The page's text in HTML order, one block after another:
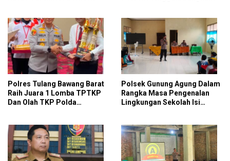
Polres Tulang Bawang Barat
Raih Juara 1 Lomba TPTKP
Dan Olah TKP Polda
Presisi
Polsek Gunung Agung Dalam
Rangka Masa Pengenalan
Lingkungan Sekolah Isi